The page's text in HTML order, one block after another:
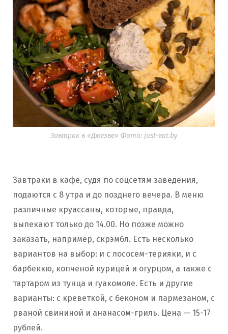
Завтрак в «Джезве» Фото: just-eat.by
Завтраки в кафе, судя по соцсетям заведения,
подаются с 8 утра и до позднего вечера. В меню
различные круассаны, которые, правда,
выпекают только до 14.00. Но позже можно
заказать, например, скрэмбл. Есть несколько
вариантов на выбор: и с лососем-терияки, и с
барбеккю, копченой курицей и огурцом, а также с
тартаром из тунца и гуакомоле. Есть и другие
варианты: с креветкой, с беконом и пармезаном, с
рваной свининой и ананасом-гриль. Цена — 15-17
рублей.